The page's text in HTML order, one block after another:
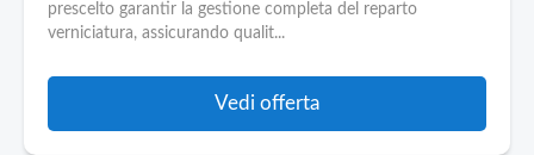
prescelto garantir la gestione completa del reparto
verniciatura, assicurando qualit...
Vedi offerta